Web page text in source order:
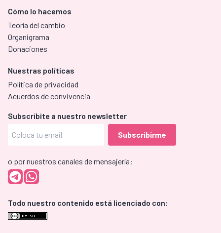
Cómo lo hacemos
Teoría del cambio
Organigrama
Donaciones
Nuestras políticas
Política de privacidad
Acuerdos de convivencia
Subscríbite a nuestro newsletter
o por nuestros canales de mensajería:
Todo nuestro contenido está licenciado con: